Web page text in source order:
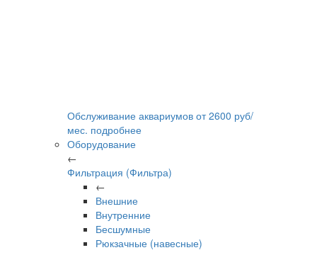
Обслуживание аквариумов от2600 руб/
мес. подробнее
Оборудование
←
Фильтрация (Фильтра)
←
Внешние
Внутренние
Бесшумные
Рюкзачные (навесные)